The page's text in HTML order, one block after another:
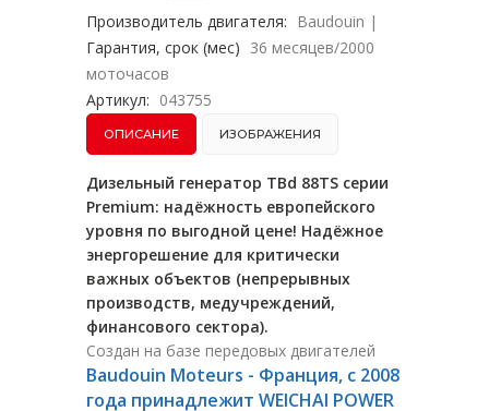
Производитель двигателя: Baudouin |
Гарантия, срок (мес) 36 месяцев/2000
моточасов
Артикул: 043755
ОПИСАНИЕ ИЗОБРАЖЕНИЯ
Дизельный генератор TBd 88TS серии
Premium: надёжность европейского
уровня по выгодной цене! Надёжное
энергорешение для критически
важных объектов (непрерывных
производств, медучреждений,
финансового сектора).
Создан на базе передовых двигателей
Baudouin Moteurs - Франция, с 2008
года принадлежит WEICHAI POWER